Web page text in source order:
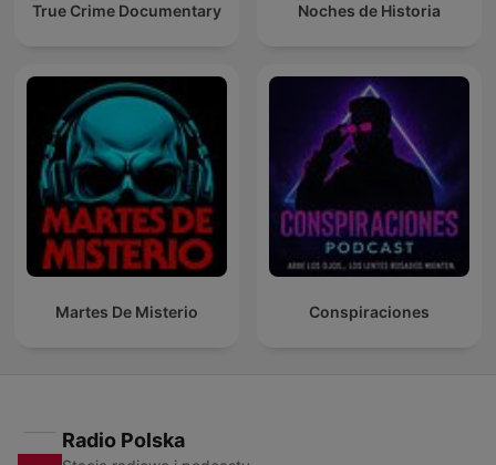
True Crime Documentary Noches de Historia
Martes De Misterio Conspiraciones
Radio Polska